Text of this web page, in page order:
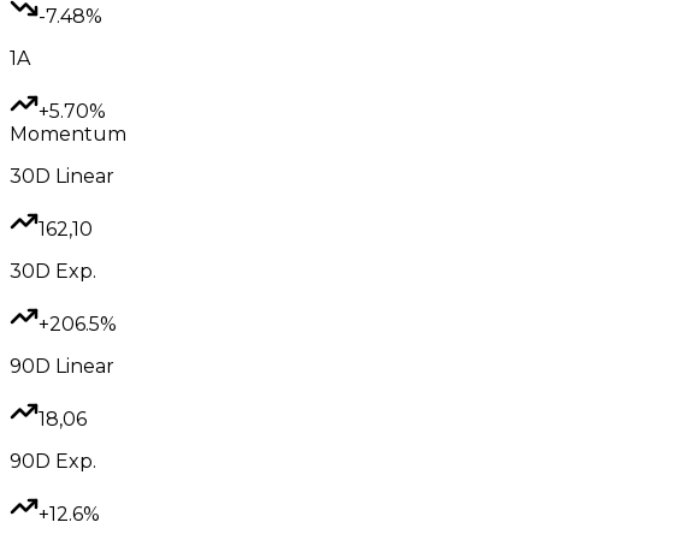
-7.48%
1A
+5.70%
Momentum
30D Linear
162,10
30D Exp.
+206.5%
90D Linear
18,06
90D Exp.
+12.6%